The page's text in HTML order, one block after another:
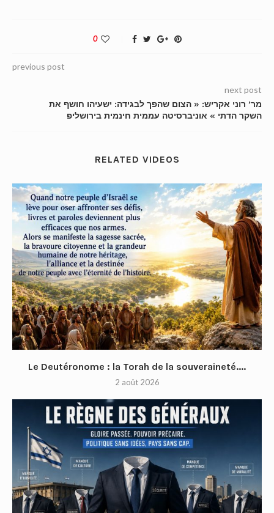
0
previous post
next post
מר’ רוני אקריש: « הצום שהפך לבגידה: ישעיהו חושף את
השקר הדתי » אוניברסיטה עממית חינמית בירושליפ
RELATED VIDEOS
Le Deutéronome : la Torah de la souveraineté....
2 août 2026